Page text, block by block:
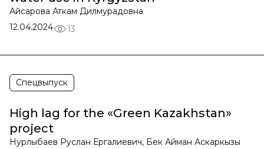
Айсарова Аткам Дилмурадовна
12.04.2024
13
Спецвыпуск
High lag for the «Green Kazakhstan»
project
Нурлыбаев Руслан Ергалиевич, Бек Айман Аскаркызы